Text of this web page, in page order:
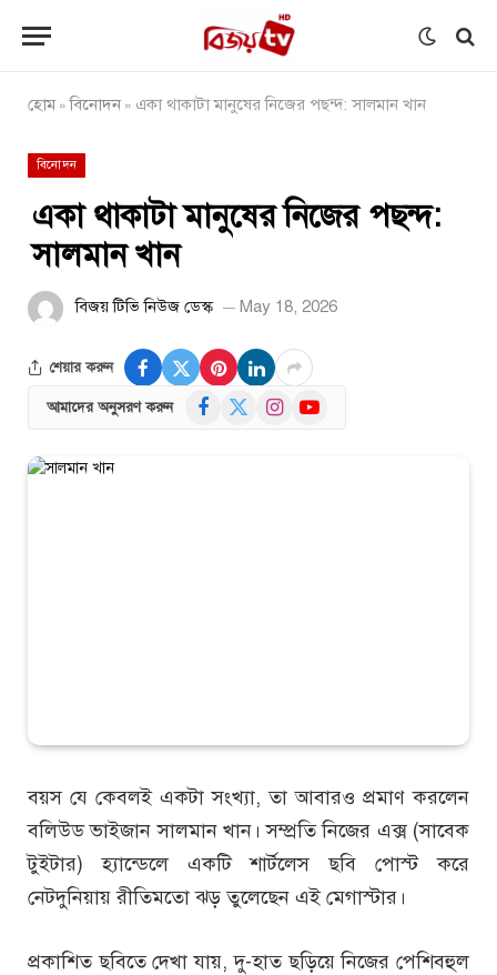
হোম»বিনোদন » একা থাকাটা মানুষের নিজের পছন্দ: সালমান খান
বিনোদন
একা থাকাটা মানুষের নিজের পছন্দ:
সালমান খান
বিজয় টিভি নিউজ ডেস্ক May 18, 2026
শেয়ার করুন
আমাদের অনুসরণ করুন Facebook InstagramYouTube
বয়স যে কেবলই একটা সংখ্যা, তা আবারও প্রমাণ করলেন
বলিউড ভাইজান সালমান খান। সম্প্রতি নিজের এক্স (সাবেক
টুইটার) হ্যান্ডেলে একটি শার্টলেস ছবি পোস্ট করে
নেটদুনিয়ায় রীতিমতো ঝড় তুলেছেন এই মেগাস্টার।
প্রকাশিত ছবিতে দেখা যায়, দু-হাত ছড়িয়ে নিজের পেশিবহুল